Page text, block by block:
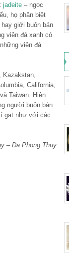
jadeite – ngọc
họ phân biệt
giới buôn bán
viên đá xanh có
viên đá
California,
Taiwan. Hiện
người buôn bán
gạt như với các
– Da Phong Thuy